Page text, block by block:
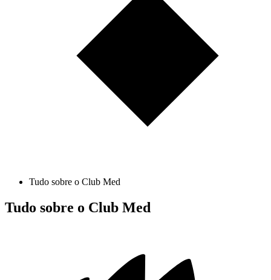
Tudo sobre o Club Med
Tudo sobre o Club Med